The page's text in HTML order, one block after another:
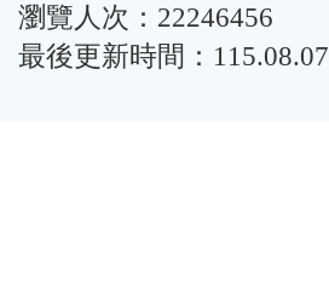
瀏覽人次：22246456
最後更新時間：115.08.07